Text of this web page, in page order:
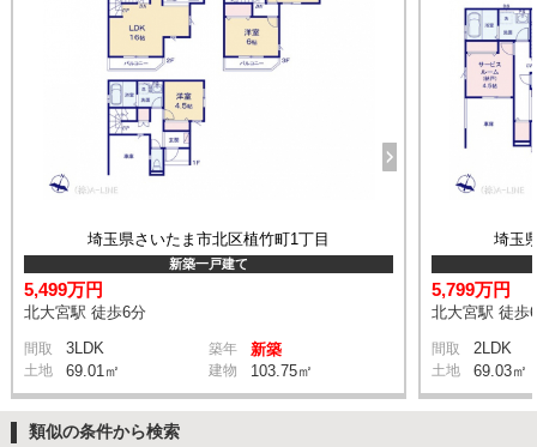
埼玉県さいたま市北区植竹町1丁目
新築一戸建て
5,499万円
北大宮駅 徒歩6分
間取 3LDK 築年 新築
土地 69.01㎡ 建物 103.75㎡
埼玉
5,799万円
北大宮駅 徒歩
間取 2LDK
土地 69.03㎡
類似の条件から検索